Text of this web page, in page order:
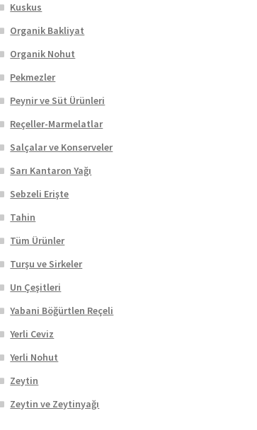
Kuskus
Organik Bakliyat
Organik Nohut
Pekmezler
Peynir ve Süt Ürünleri
Reçeller-Marmelatlar
Salçalar ve Konserveler
Sarı Kantaron Yağı
Sebzeli Erişte
Tahin
Tüm Ürünler
Turşu ve Sirkeler
Un Çeşitleri
Yabani Böğürtlen Reçeli
Yerli Ceviz
Yerli Nohut
Zeytin
Zeytin ve Zeytinyağı